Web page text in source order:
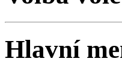
Hlavní